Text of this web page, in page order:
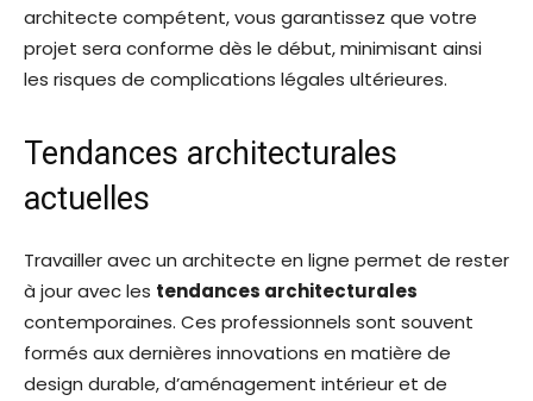
architecte compétent, vous garantissez que votre
projet sera conforme dès le début, minimisant ainsi
les risques de complications légales ultérieures.
Tendances architecturales
actuelles
Travailler avec un architecte en ligne permet de rester
à jour avec les tendances architecturales
contemporaines. Ces professionnels sont souvent
formés aux dernières innovations en matière de
design durable, d’aménagement intérieur et de